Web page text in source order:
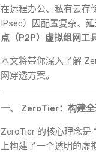
在远程办公、私有云存
IPsec）因配置复杂、
点（P2P）虚拟组网工
本文将带你深入了解
网穿透方案。
一、 ZeroTier：构建
ZeroTier 的核心理念是
上构建了一个透明的虚